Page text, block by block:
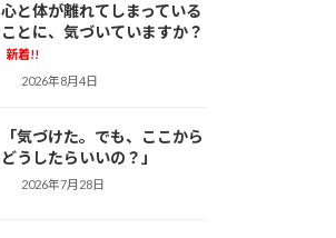
心と体が離れてしまっている
ことに、気づいていますか？
新着!!
2026年8月4日
「気づけた。でも、ここから
どうしたらいいの？」
2026年7月28日